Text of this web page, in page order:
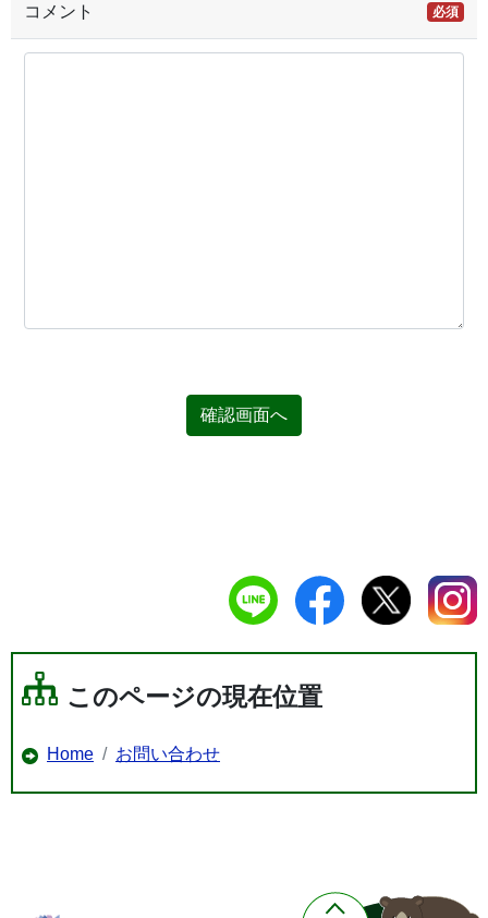
コメント 必須
確認画面へ
このページの現在位置
Home お問い合わせ